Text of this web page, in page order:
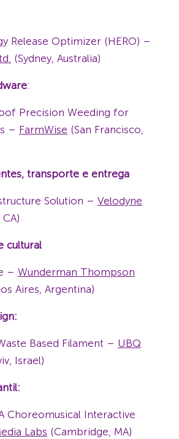
Release Optimizer (HERO) –
(Sydney, Australia)
:
Precision Weeding for
– FarmWise (San Francisco,
transporte e entrega
Solution – Velodyne
cultural
– Wunderman Thompson
Aires, Argentina)
Based Filament – UBQ
Israel)
Choreomusical Interactive
Labs (Cambridge, MA)